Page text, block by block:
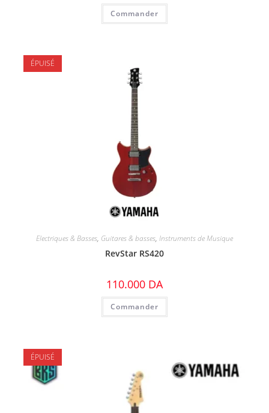
Commander
ÉPUISÉ
Electriques & Basses, Guitares & basses, Instruments de Musique
RevStar RS420
110.000 DA
Commander
ÉPUISÉ